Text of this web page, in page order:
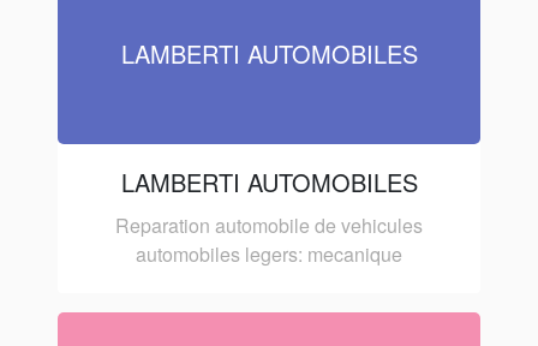
LAMBERTI AUTOMOBILES
LAMBERTI AUTOMOBILES
Reparation automobile de vehicules
automobiles legers: mecanique